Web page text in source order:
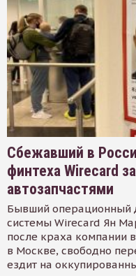
Сбежавший в
финтеха Wirecard
автозапчастями
Бывший операционный
системы Wirecard Ян
после краха компании
в Москве, свободно
ездит на